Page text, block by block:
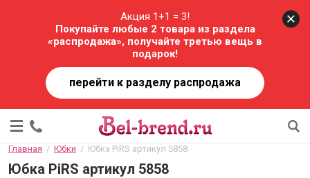
Акция 1+1 = 3!
Покупайте любые 2 товара из раздела
«распродажа», получайте третью вещь в
подарок!
перейти к разделу распродажа
Главная
  /
Юбки
  /  Юбка PiRS артикул 5858
Юбка PiRS артикул 5858